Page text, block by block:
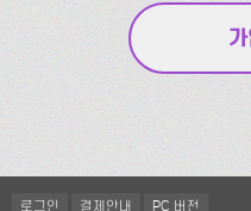
로그인 결제안내 PC 버전